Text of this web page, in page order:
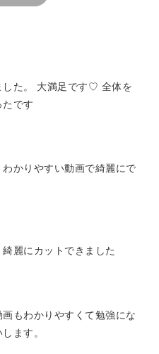
るのが難しそう・・・と思
シンプルな型紙で作ること
していきますので、初心者
るだけで変わる雰囲気。
んです♪
した。 大満足です♡ 全体を
です
かりやすい動画で綺麗にで
麗にカットできました
もわかりやすくて勉強にな
ます。